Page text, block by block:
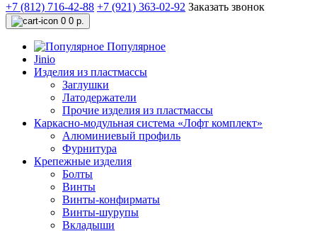
+7 (812) 716-42-88 +7 (921) 363-02-92 Заказать звонок
0 0 р.
Популярное
Jinio
Изделия из пластмассы
Заглушки
Латодержатели
Прочие изделия из пластмассы
Каркасно-модульная система «Лофт комплект»
Алюминиевый профиль
Фурнитура
Крепежные изделия
Болты
Винты
Винты-конфирматы
Винты-шурупы
Вкладыши